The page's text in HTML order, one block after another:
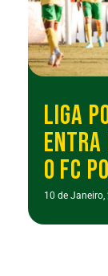
LIGA
ENTRA
O FC
10 de Janeiro,